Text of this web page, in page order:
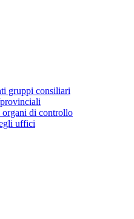
gruppi consiliari
di controllo
uffici